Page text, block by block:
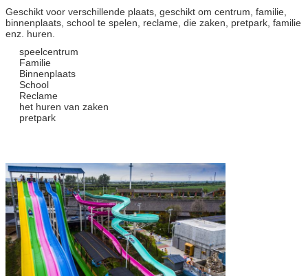
Geschikt voor verschillende plaats, geschikt om centrum, familie,
binnenplaats, school te spelen, reclame, die zaken, pretpark, familie
enz. huren.
speelcentrum
Familie
Binnenplaats
School
Reclame
het huren van zaken
pretpark